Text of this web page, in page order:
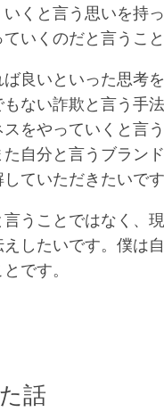
くと言う思いを持
いくのだと言うこ
良いといった思考
ない詐欺と言う手
をやっていくと言
自分と言うブラン
ていただきたいです
うことではなく、
したいです。僕は
です。
話